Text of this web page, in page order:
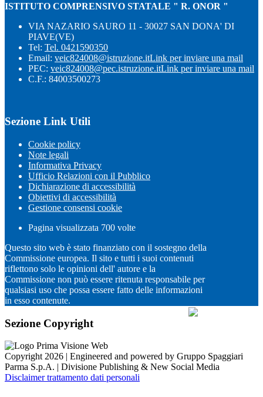
ISTITUTO COMPRENSIVO STATALE " R. ONOR "
VIA NAZARIO SAURO 11 - 30027 SAN DONA' DI
PIAVE(VE)
Tel: Tel. 0421590350
Email: veic824008@istruzione.itLink per inviare una mail
PEC: veic824008@pec.istruzione.itLink per inviare una mail
C.F.: 84003500273
Sezione Link Utili
Cookie policy
Note legali
Informativa Privacy
Ufficio Relazioni con il Pubblico
Dichiarazione di accessibilità
Obiettivi di accessibilità
Gestione consensi cookie
Pagina visualizzata 700 volte
Questo sito web è stato finanziato con il sostegno della
Commissione europea. Il sito e tutti i suoi contenuti
riflettono solo le opinioni dell' autore e la
Commissione non può essere ritenuta responsabile per
qualsiasi uso che possa essere fatto delle informazioni
in esso contenute.
Sezione Copyright
Copyright 2026 | Engineered and powered by Gruppo Spaggiari
Parma S.p.A. | Divisione Publishing & New Social Media
Disclaimer trattamento dati personali